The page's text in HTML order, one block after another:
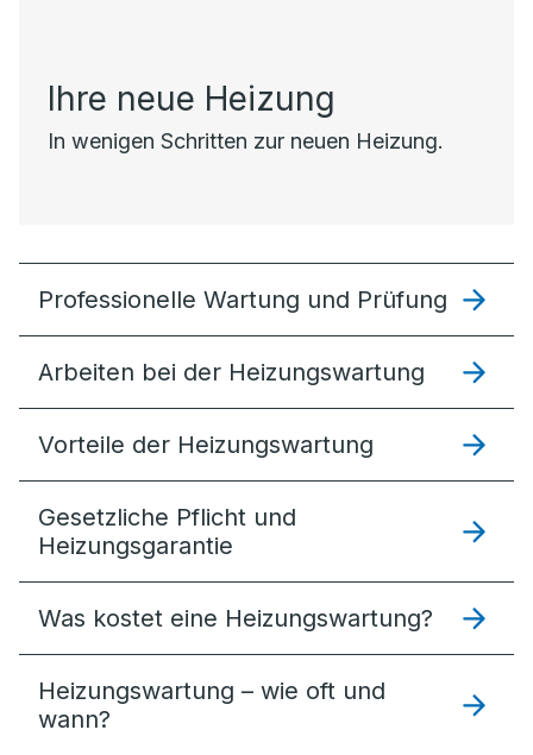
Ihre neue Heizung
In wenigen Schritten zur neuen Heizung.
Professionelle Wartung und Prüfung
Arbeiten bei der Heizungswartung
Vorteile der Heizungswartung
Gesetzliche Pflicht und
Heizungsgarantie
Was kostet eine Heizungswartung?
Heizungswartung – wie oft und
wann?